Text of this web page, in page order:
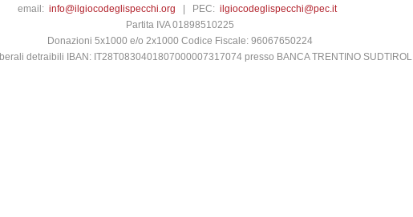
email: info@ilgiocodeglispecchi.org | PEC: ilgiocodeglispecchi@pec.it
Partita IVA 01898510225
Donazioni 5x1000 e/o 2x1000 Codice Fiscale: 96067650224
detraibili IBAN: IT28T0830401807000007317074 presso BANCA TRENTINO SUDTIROL